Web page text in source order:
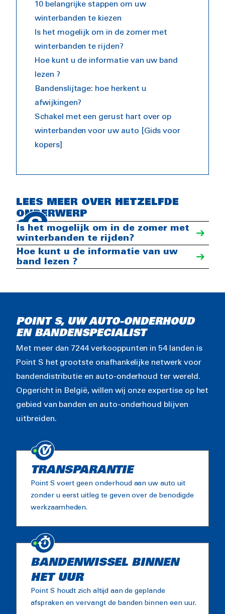
10 belangrijke stappen om uw
winterbanden te kiezen
Is het mogelijk om in de zomer met
winterbanden te rijden?
Hoe kunt u de informatie van uw band
lezen ?
Bandenslijtage: hoe herkent u
afwijkingen?
Schakel met een gerust hart over op
winterbanden voor uw auto [Gids voor
kopers]
LEES MEER OVER HETZELFDE
ONDERWERP
10 belangrijke stappen om uw
winterbanden te kiezen
Is het mogelijk om in de zomer met
winterbanden te rijden?
Hoe kunt u de informatie van uw
band lezen ?
POINT S, UW AUTO-ONDERHOUD
EN BANDENSPECIALIST
Met meer dan 7244 verkooppunten in 54 landen is
Point S het grootste onafhankelijke netwerk voor
bandendistributie en auto-onderhoud ter wereld.
Opgericht in België, willen wij onze expertise op het
gebied van banden en auto-onderhoud blijven
uitbreiden.
TRANSPARANTIE
Point S voert geen onderhoud aan uw auto uit
zonder u eerst uitleg te geven over de benodigde
werkzaamheden.
BANDENWISSEL BINNEN
HET UUR
Point S houdt zich altijd aan de geplande
afspraken en vervangt de banden binnen een uur.